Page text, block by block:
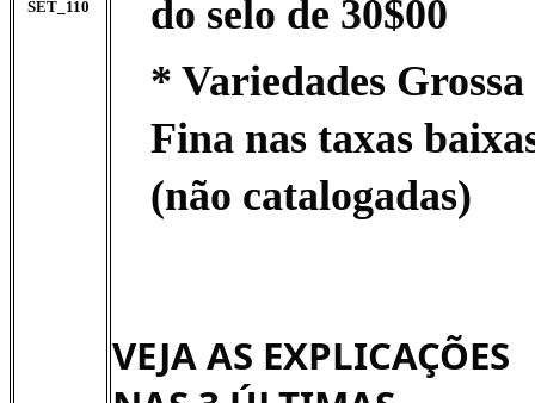
SET_110
do selo de 30$00
* Variedades Grossa
Fina nas taxas
(não catalogadas)
VEJA AS EXPLICAÇÕES